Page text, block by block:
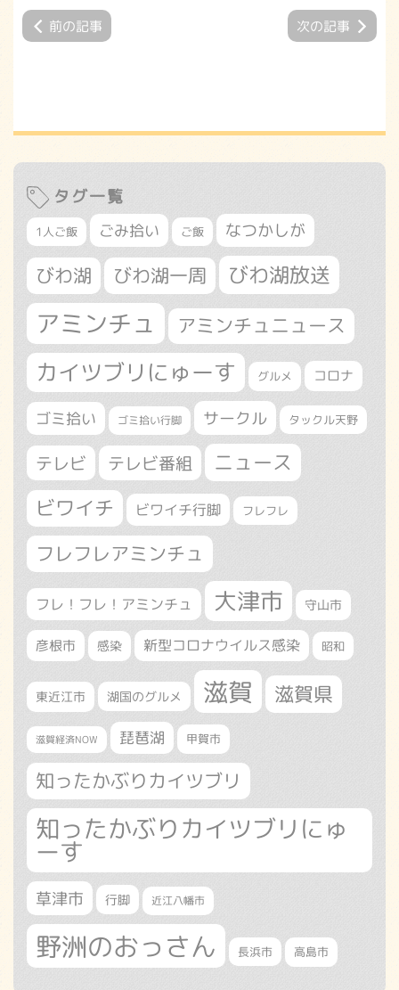
前の記事 次の記事
タグ一覧
1人ご飯 ごみ拾い ご飯 なつかしが
びわ湖 びわ湖一周 びわ湖放送
アミンチュ アミンチュニュース
カイツブリにゅーす グルメ コロナ
ゴミ拾い ゴミ拾い行脚 サークル タックル天野
テレビ テレビ番組 ニュース
ビワイチ ビワイチ行脚 フレフレ
フレフレアミンチュ
フレ！フレ！アミンチュ 大津市 守山市
彦根市 感染 新型コロナウイルス感染 昭和
東近江市 湖国のグルメ 滋賀 滋賀県
滋賀経済NOW 琵琶湖 甲賀市
知ったかぶりカイツブリ
知ったかぶりカイツブリにゅ
ーす
草津市 行脚 近江八幡市
野洲のおっさん 長浜市 高島市